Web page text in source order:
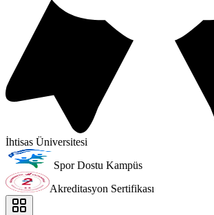
İhtisas Üniversitesi
Spor Dostu Kampüs
Akreditasyon Sertifikası